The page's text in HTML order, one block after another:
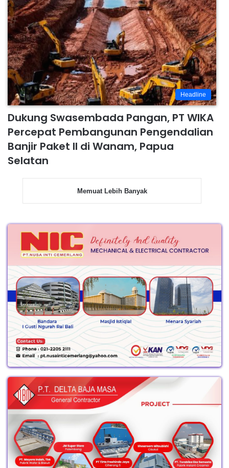
Headline
Dukung Swasembada Pangan, PT WIKA
Percepat Pembangunan Pengendalian
Banjir Paket II di Wanam, Papua
Selatan
Memuat Lebih Banyak